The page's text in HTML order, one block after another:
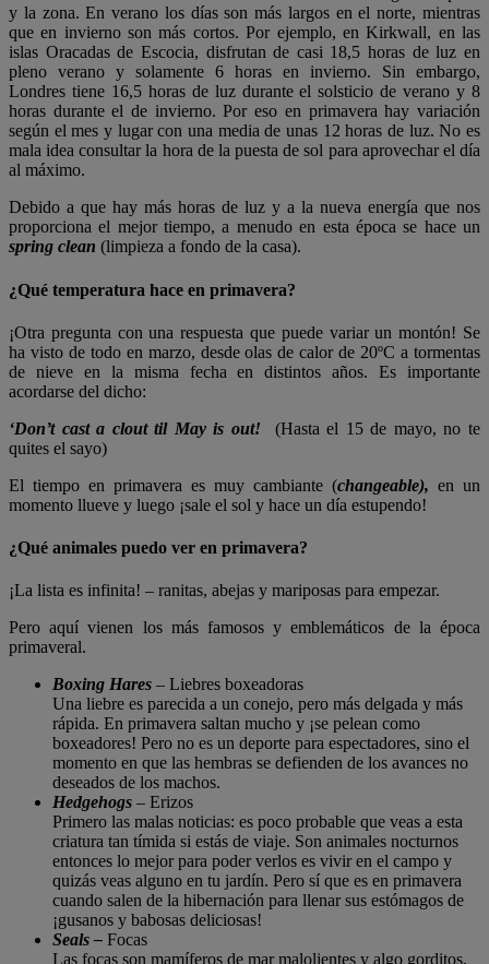
y la zona. En verano los días son más largos en el norte, mientras
que en invierno son más cortos. Por ejemplo, en Kirkwall, en las
islas Oracadas de Escocia, disfrutan de casi 18,5 horas de luz en
pleno verano y solamente 6 horas en invierno. Sin embargo,
Londres tiene 16,5 horas de luz durante el solsticio de verano y 8
horas durante el de invierno. Por eso en primavera hay variación
según el mes y lugar con una media de unas 12 horas de luz. No es
mala idea consultar la hora de la puesta de sol para aprovechar el día
al máximo.
Debido a que hay más horas de luz y a la nueva energía que nos
proporciona el mejor tiempo, a menudo en esta época se hace un
spring clean (limpieza a fondo de la casa).
¿Qué temperatura hace en primavera?
¡Otra pregunta con una respuesta que puede variar un montón! Se
ha visto de todo en marzo, desde olas de calor de 20ºC a tormentas
de nieve en la misma fecha en distintos años. Es importante
acordarse del dicho:
‘Don’t cast a clout til May is out! (Hasta el 15 de mayo, no te
quites el sayo)
El tiempo en primavera es muy cambiante (changeable), en un
momento llueve y luego ¡sale el sol y hace un día estupendo!
¿Qué animales puedo ver en primavera?
¡La lista es infinita! – ranitas, abejas y mariposas para empezar.
Pero aquí vienen los más famosos y emblemáticos de la época
primaveral.
Boxing Hares – Liebres boxeadoras
Una liebre es parecida a un conejo, pero más delgada y más
rápida. En primavera saltan mucho y ¡se pelean como
boxeadores! Pero no es un deporte para espectadores, sino el
momento en que las hembras se defienden de los avances no
deseados de los machos.
Hedgehogs – Erizos
Primero las malas noticias: es poco probable que veas a esta
criatura tan tímida si estás de viaje. Son animales nocturnos
entonces lo mejor para poder verlos es vivir en el campo y
quizás veas alguno en tu jardín. Pero sí que es en primavera
cuando salen de la hibernación para llenar sus estómagos de
¡gusanos y babosas deliciosas!
Seals – Focas
Las focas son mamíferos de mar malolientes y algo gorditos,